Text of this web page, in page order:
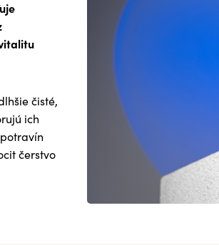
čisté,
ich
čerstvo